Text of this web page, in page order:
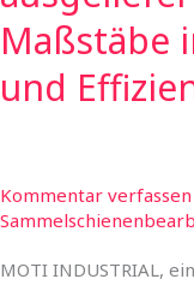
Maßstäbe
und
Kommentar verfassen
MOTI INDUSTRIAL,